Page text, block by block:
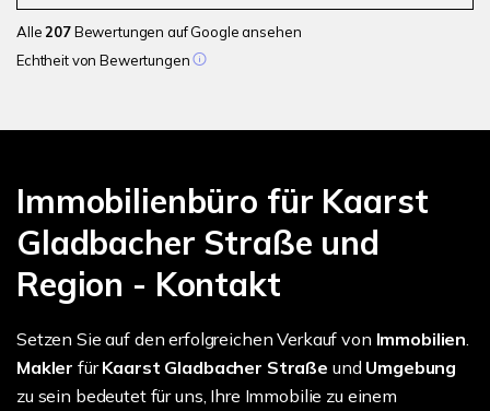
Alle207Bewertungen auf Google ansehen
Echtheit von Bewertungen
Immobilienbüro für Kaarst
Gladbacher Straße und
Region - Kontakt
Setzen Sie auf den erfolgreichen Verkauf von Immobilien
Makler fürKaarst Gladbacher Straße und Umgebung
zu sein bedeutet für uns, Ihre Immobilie zu einem